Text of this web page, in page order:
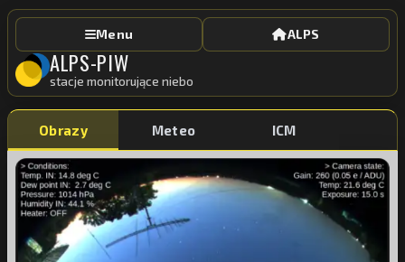
Menu ALPS
ALPS-PIW
stacje monitorujące niebo
Obrazy Meteo ICM